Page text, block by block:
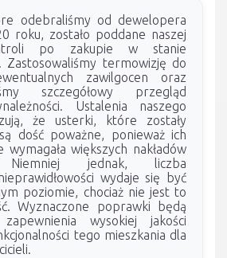
odebraliśmy od dewelopera
roku, zostało poddane naszej
po zakupie w stanie
Zastosowaliśmy termowizję do
zawilgocen oraz
szczegółowy przegląd
Ustalenia naszego
że usterki, które zostały
dość poważne, ponieważ ich
większych nakładów
Niemniej jednak, liczba
wydaje się być
poziomie, chociaż nie jest to
Wyznaczone poprawki będą
wysokiej jakości
tego mieszkania dla